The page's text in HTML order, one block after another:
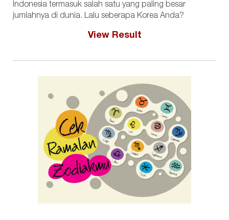
Indonesia termasuk salah satu yang paling besar
jumlahnya di dunia. Lalu seberapa Korea Anda?
View Result